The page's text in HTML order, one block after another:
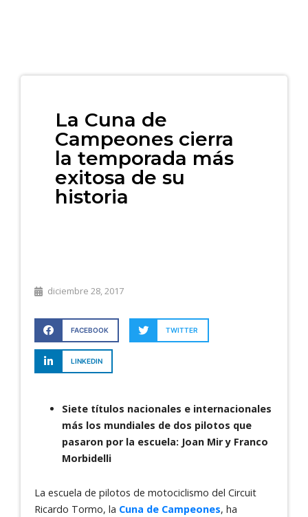
La Cuna de
Campeones cierra
la temporada más
exitosa de su
historia
diciembre 28, 2017
FACEBOOK TWITTER
LINKEDIN
Siete títulos nacionales e internacionales
más los mundiales de dos pilotos que
pasaron por la escuela: Joan Mir y Franco
Morbidelli
La escuela de pilotos de motociclismo del Circuit
Ricardo Tormo, la Cuna de Campeones, ha